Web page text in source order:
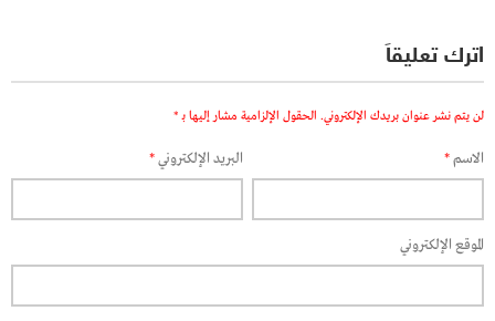
اترك تعليقاً
لن يتم نشر عنوان بريدك الإلكتروني. الحقول الإلزامية مشار إليها بـ *
الاسم* البريد الإلكتروني*
الموقع الإلكتروني